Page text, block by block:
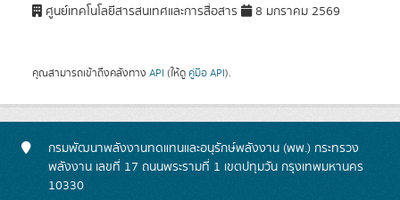
ศูนย์เทคโนโลยีสารสนเทศและการสื่อสาร 8 มกราคม 2569
คุณสามารถเข้าถึงคลังทาง API (ให้ดู คู่มือ API).
กรมพัฒนาพลังงานทดแทนและอนุรักษ์พลังงาน (พพ.) กระทรวง
พลังงาน เลขที่ 17 ถนนพระรามที่ 1 เขตปทุมวัน กรุงเทพมหานคร
10330